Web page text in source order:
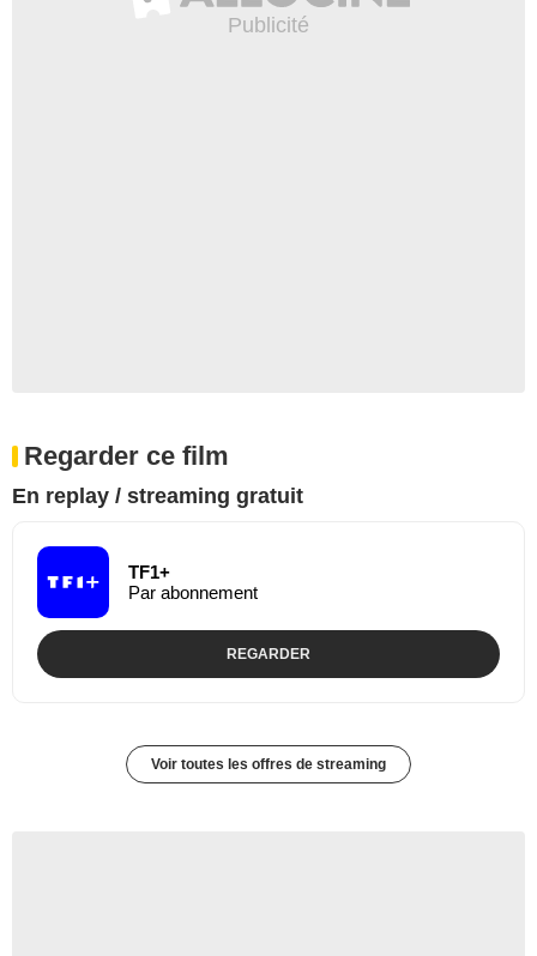
Regarder ce film
En replay / streaming gratuit
TF1+
Par abonnement
REGARDER
Voir toutes les offres de streaming